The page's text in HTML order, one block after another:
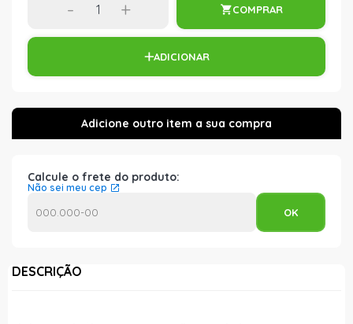
- + COMPRAR
ADICIONAR
Calcule o frete do produto:
Não sei meu cep
DESCRIÇÃO